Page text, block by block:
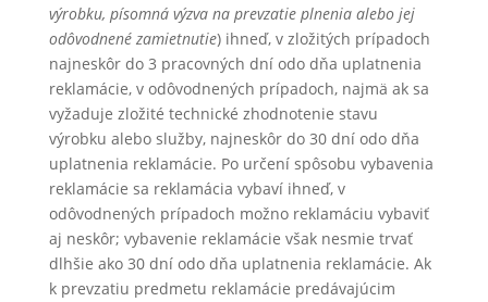
výrobku, písomná výzva na prevzatie plnenia alebo jej
odôvodnené zamietnutie) ihneď, v zložitých prípadoch
najneskôr do 3 pracovných dní odo dňa uplatnenia
reklamácie, v odôvodnených prípadoch, najmä ak sa
vyžaduje zložité technické zhodnotenie stavu
výrobku alebo služby, najneskôr do 30 dní odo dňa
uplatnenia reklamácie. Po určení spôsobu vybavenia
reklamácie sa reklamácia vybaví ihneď, v
odôvodnených prípadoch možno reklamáciu vybaviť
aj neskôr; vybavenie reklamácie však nesmie trvať
dlhšie ako 30 dní odo dňa uplatnenia reklamácie. Ak
k prevzatiu predmetu reklamácie predávajúcim